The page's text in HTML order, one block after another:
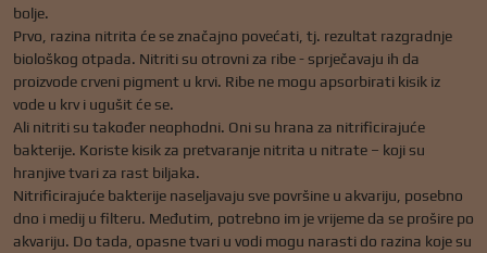
bolje.
Prvo, razina nitrita će se značajno povećati, tj. rezultat razgradnje
biološkog otpada. Nitriti su otrovni za ribe - sprječavaju ih da
proizvode crveni pigment u krvi. Ribe ne mogu apsorbirati kisik iz
vode u krv i ugušit će se.
Ali nitriti su također neophodni. Oni su hrana za nitrificirajuće
bakterije. Koriste kisik za pretvaranje nitrita u nitrate – koji su
hranjive tvari za rast biljaka.
Nitrificirajuće bakterije naseljavaju sve površine u akvariju, posebno
dno i medij u filteru. Međutim, potrebno im je vrijeme da se prošire po
akvariju. Do tada, opasne tvari u vodi mogu narasti do razina koje su